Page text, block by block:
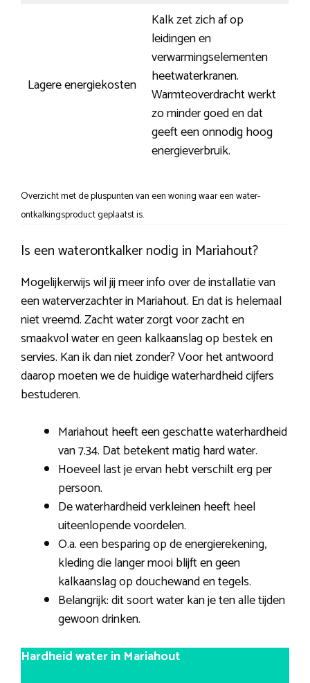
Lagere energiekosten
Kalk zet zich af op
leidingen en
verwarmingselementen
heetwaterkranen.
Warmteoverdracht werkt
zo minder goed en dat
geeft een onnodig hoog
energieverbruik.
Overzicht met de pluspunten van een woning waar een water-
ontkalkingsproduct geplaatst is.
Is een waterontkalker nodig in Mariahout?
Mogelijkerwijs wil jij meer info over de installatie van
een waterverzachter in Mariahout. En dat is helemaal
niet vreemd. Zacht water zorgt voor zacht en
smaakvol water en geen kalkaanslag op bestek en
servies. Kan ik dan niet zonder? Voor het antwoord
daarop moeten we de huidige waterhardheid cijfers
bestuderen.
Mariahout heeft een geschatte waterhardheid
van 7.34. Dat betekent matig hard water.
Hoeveel last je ervan hebt verschilt erg per
persoon.
De waterhardheid verkleinen heeft heel
uiteenlopende voordelen.
O.a. een besparing op de energierekening,
kleding die langer mooi blijft en geen
kalkaanslag op douchewand en tegels.
Belangrijk: dit soort water kan je ten alle tijden
gewoon drinken.
Hardheid water in Mariahout